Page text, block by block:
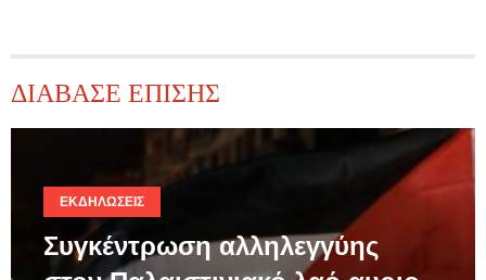
ΔΙΑΒΑΣΕ ΕΠΙΣΗΣ
ΕΚΔΗΛΏΣΕΙΣ
Συγκέντρωση αλληλεγγύης